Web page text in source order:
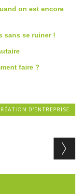
on est encore
sans se ruiner !
faire ?
D'ENTREPRISE